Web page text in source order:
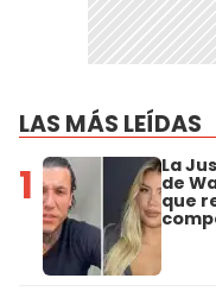
LAS MÁS LEÍDAS
1 La
de
que